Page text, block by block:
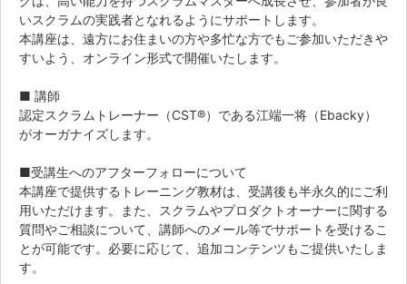
いスクラムの実践者となれるようにサポートします。
本講座は、遠方にお住まいの方や多忙な方でもご参加いただきや
すいよう、オンライン形式で開催いたします。
■ 講師
認定スクラムトレーナー（CST®）である江端一将（Ebacky）
がオーガナイズします。
■受講生へのアフターフォローについて
本講座で提供するトレーニング教材は、受講後も半永久的にご利
用いただけます。また、スクラムやプロダクトオーナーに関する
質問やご相談について、講師へのメール等でサポートを受けるこ
とが可能です。必要に応じて、追加コンテンツもご提供いたしま
す。